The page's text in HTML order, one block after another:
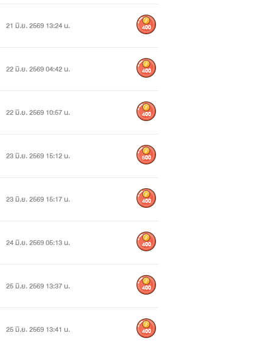
21 มิ.ย. 2569 13:24 น. 400
22 มิ.ย. 2569 04:42 น. 400
22 มิ.ย. 2569 10:57 น. 400
23 มิ.ย. 2569 15:12 น. 500
23 มิ.ย. 2569 15:17 น. 400
24 มิ.ย. 2569 05:13 น. 400
25 มิ.ย. 2569 13:37 น. 400
25 มิ.ย. 2569 13:41 น. 400